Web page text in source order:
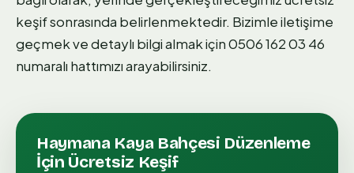
keşif sonrasında belirlenmektedir. Bizimle iletişime
geçmek ve detaylı bilgi almak için 0506 162 03 46
numaralı hattımızı arayabilirsiniz.
Haymana Kaya Bahçesi Düzenleme
İçin Ücretsiz Keşif